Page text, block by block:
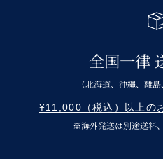
全国一律
（北海道、沖縄、離
¥11,000（税込）以上の
※海外発送は別途送料